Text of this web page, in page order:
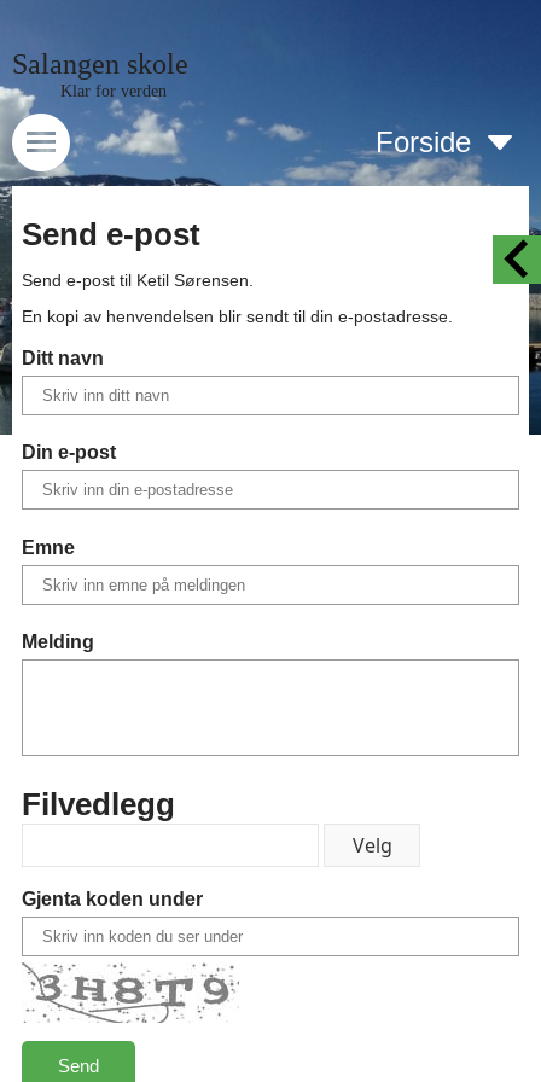
Salangen skole
Klar for verden
Forside
Send e-post
Send e-post til Ketil Sørensen.
En kopi av henvendelsen blir sendt til din e-postadresse.
Ditt navn
Din e-post
Emne
Melding
Filvedlegg
Gjenta koden under